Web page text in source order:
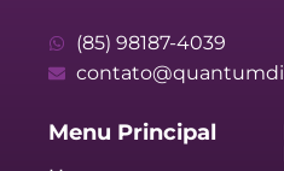
(85) 98187-4039
Menu Principal